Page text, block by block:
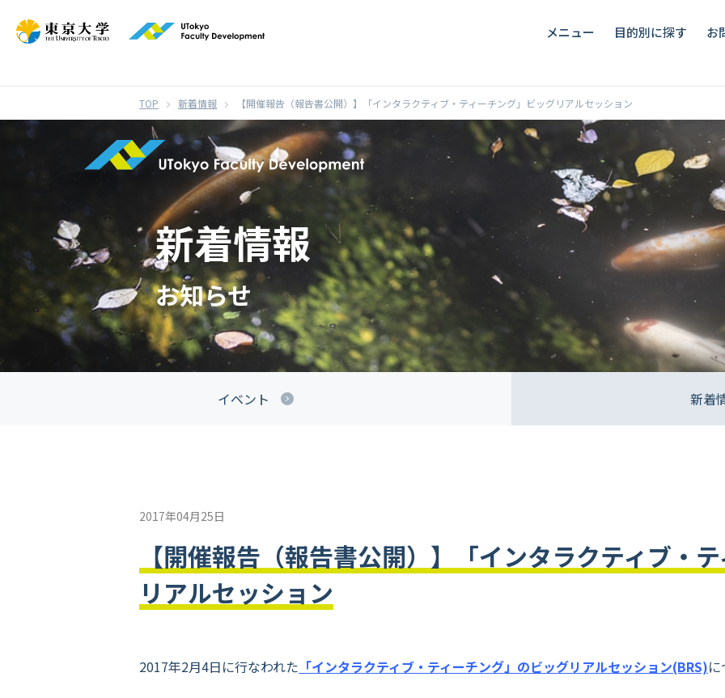
メニュー 目的別に探す お
新着情報 【開催報告（報告書公開）】「インタラクティブ・ティーチング」ビッグリアルセッション
新着情報
お知らせ
イベント 新着
2017年04月25日
【開催報告（報告書公開）】「インタラクティブ・
リアルセッション
2017年2月4日に行なわれた 「インタラクティブ・ティーチング」のビッグリアルセッション(BRS)